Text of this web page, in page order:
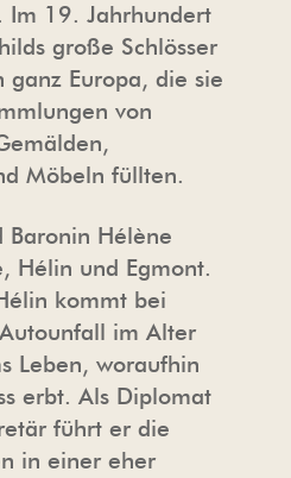
Im 19. Jahrhundert
große Schlösser
ganz Europa, die sie
von
Möbeln füllten.
Baronin Hélène
Hélin und Egmont.
kommt bei
im Alter
Leben, woraufhin
erbt. Als Diplomat
führt er die
in einer eher